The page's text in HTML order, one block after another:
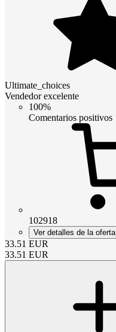
Ultimate_choices
Vendedor excelente
100%
Comentarios positivos
102918
Ver detalles de la oferta
33.51 EUR
33.51 EUR